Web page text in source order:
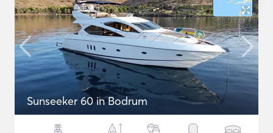
Sunseeker 60 in Bodrum